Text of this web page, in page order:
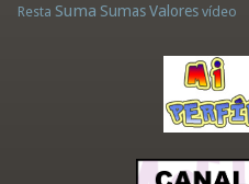
Resta Suma Sumas Valores vídeo